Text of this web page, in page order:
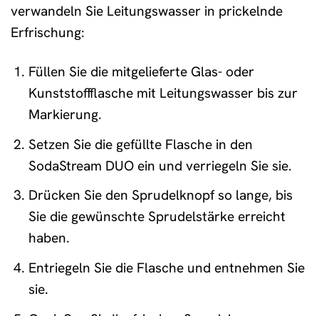
verwandeln Sie Leitungswasser in prickelnde
Erfrischung:
Füllen Sie die mitgelieferte Glas- oder
Kunststoffflasche mit Leitungswasser bis zur
Markierung.
Setzen Sie die gefüllte Flasche in den
SodaStream DUO ein und verriegeln Sie sie.
Drücken Sie den Sprudelknopf so lange, bis
Sie die gewünschte Sprudelstärke erreicht
haben.
Entriegeln Sie die Flasche und entnehmen Sie
sie.